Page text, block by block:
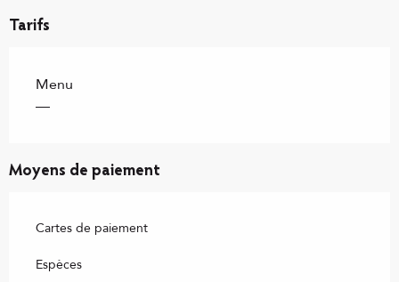
Tarifs
Menu
—
Moyens de paiement
Cartes de paiement
Espèces